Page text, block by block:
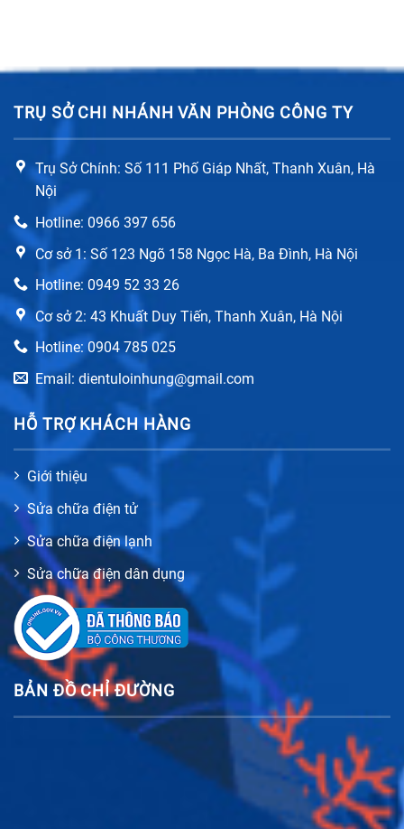
TRỤ SỞ CHI NHÁNH VĂN PHÒNG CÔNG TY
Trụ Sở Chính: Số 111 Phố Giáp Nhất, Thanh Xuân, Hà
Nội
Hotline: 0966 397 656
Cơ sở 1: Số 123 Ngõ 158 Ngọc Hà, Ba Đình, Hà Nội
Hotline: 0949 52 33 26
Cơ sở 2: 43 Khuất Duy Tiến, Thanh Xuân, Hà Nội
Hotline: 0904 785 025
Email: dientuloinhung@gmail.com
HỖ TRỢ KHÁCH HÀNG
Giới thiệu
Sửa chữa điện tử
Sửa chữa điện lạnh
Sửa chữa điện dân dụng
BẢN ĐỒ CHỈ ĐƯỜNG